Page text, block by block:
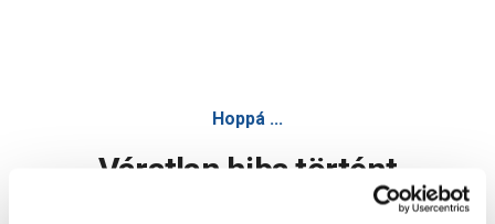
Hoppá ...
Váratlan hiba történt